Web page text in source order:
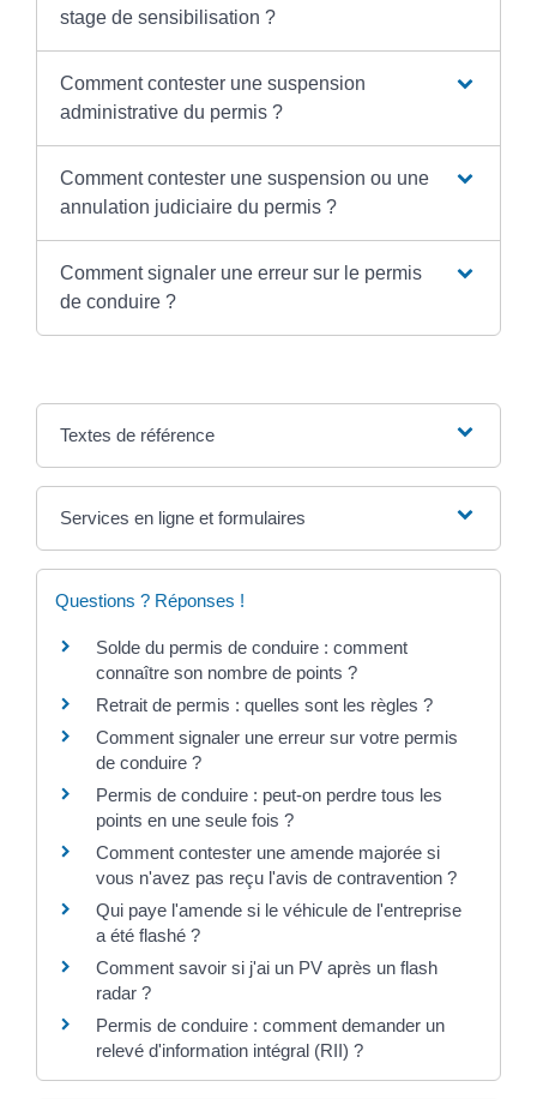
stage de sensibilisation ?
Comment contester une suspension
administrative du permis ?
Comment contester une suspension ou une
annulation judiciaire du permis ?
Comment signaler une erreur sur le permis
de conduire ?
Textes de référence
Services en ligne et formulaires
Questions ? Réponses !
Solde du permis de conduire : comment
connaître son nombre de points ?
Retrait de permis : quelles sont les règles ?
Comment signaler une erreur sur votre permis
de conduire ?
Permis de conduire : peut-on perdre tous les
points en une seule fois ?
Comment contester une amende majorée si
vous n'avez pas reçu l'avis de contravention ?
Qui paye l'amende si le véhicule de l'entreprise
a été flashé ?
Comment savoir si j'ai un PV après un flash
radar ?
Permis de conduire : comment demander un
relevé d'information intégral (RII) ?